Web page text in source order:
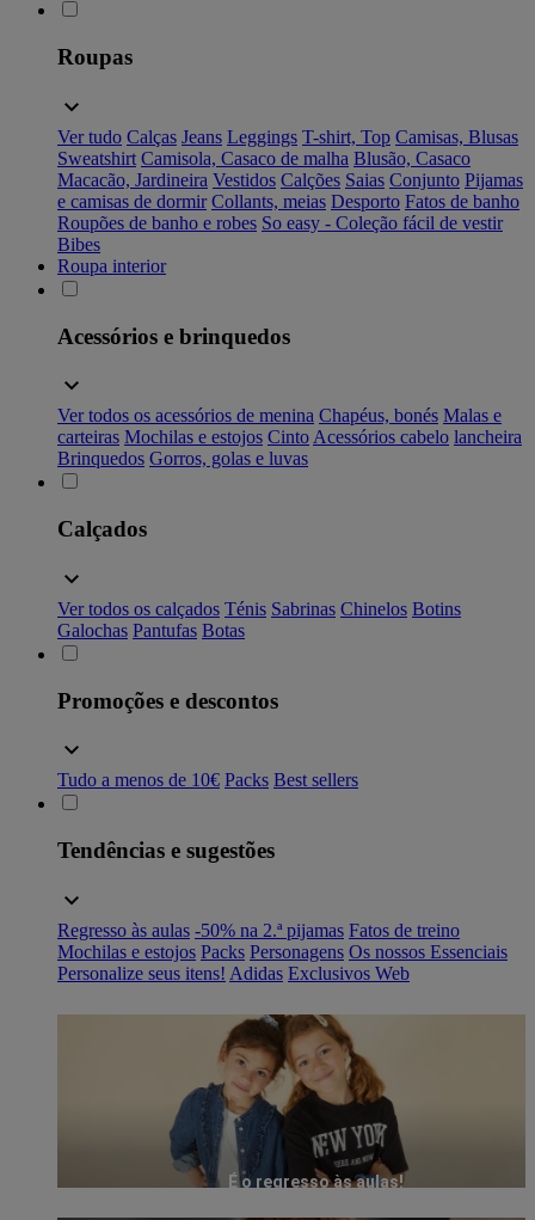
Roupas
Ver tudo Calças Jeans Leggings T-shirt, Top Camisas, Blusas
Sweatshirt Camisola, Casaco de malha Blusão, Casaco
Macacão, Jardineira Vestidos Calções Saias Conjunto Pijamas
e camisas de dormir Collants, meias Desporto Fatos de banho
Roupões de banho e robes So easy - Coleção fácil de vestir
Bibes
Roupa interior
Acessórios e brinquedos
Ver todos os acessórios de menina Chapéus, bonés Malas e
carteiras Mochilas e estojos Cinto Acessórios cabelo lancheira
Brinquedos Gorros, golas e luvas
Calçados
Ver todos os calçados Ténis Sabrinas Chinelos Botins
Galochas Pantufas Botas
Promoções e descontos
Tudo a menos de 10€ Packs Best sellers
Tendências e sugestões
Regresso às aulas -50% na 2.ª pijamas Fatos de treino
Mochilas e estojos Packs Personagens Os nossos Essenciais
Personalize seus itens! Adidas Exclusivos Web
É o regresso às aulas!